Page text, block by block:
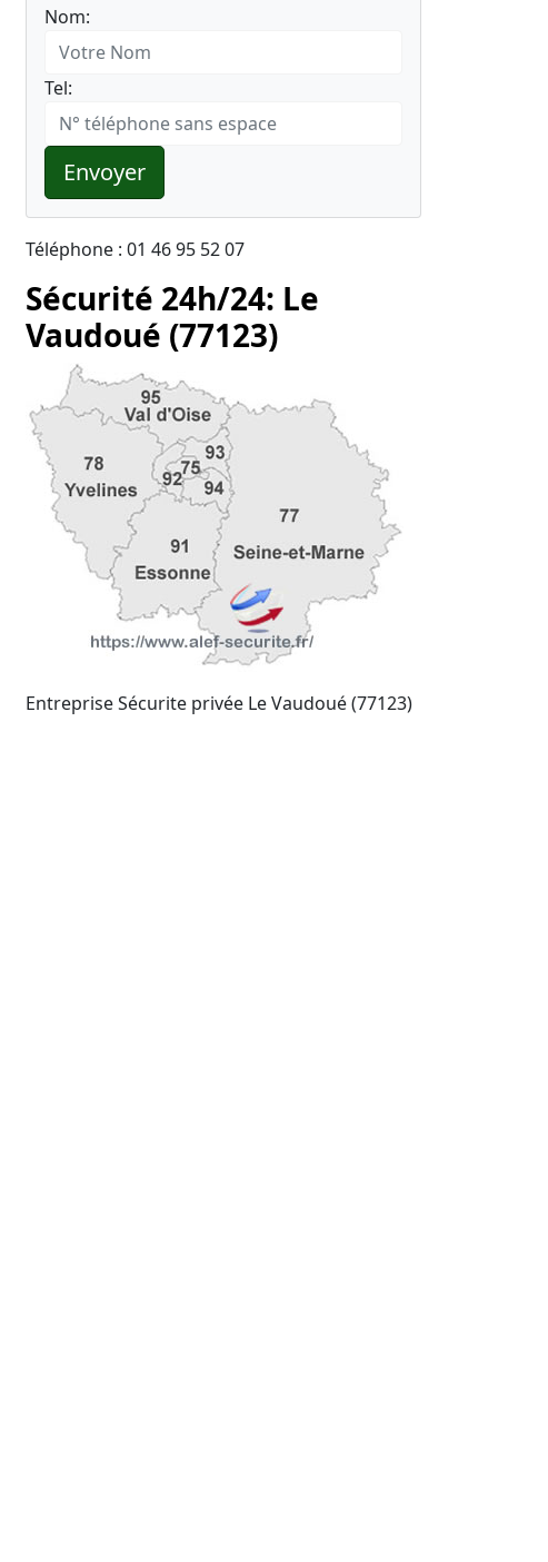
Nom:
Tel:
Envoyer
Téléphone : 01 46 95 52 07
Sécurité 24h/24: Le
Vaudoué (77123)
Entreprise Sécurite privée Le Vaudoué (77123)